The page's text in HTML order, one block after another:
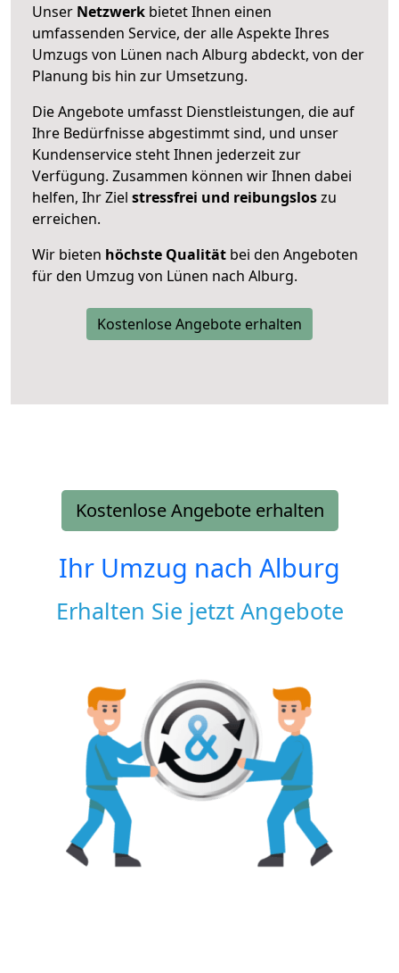
Unser Netzwerk bietet Ihnen einen
umfassenden Service, der alle Aspekte Ihres
Umzugs von Lünen nach Alburg abdeckt, von der
Planung bis hin zur Umsetzung.
Die Angebote umfasst Dienstleistungen, die auf
Ihre Bedürfnisse abgestimmt sind, und unser
Kundenservice steht Ihnen jederzeit zur
Verfügung. Zusammen können wir Ihnen dabei
helfen, Ihr Ziel stressfrei und reibungsloszu
erreichen.
Wir bieten höchste Qualität bei den Angeboten
für den Umzug von Lünen nach Alburg.
Kostenlose Angebote erhalten
Kostenlose Angebote erhalten
Ihr Umzug nach Alburg
Erhalten Sie jetzt Angebote